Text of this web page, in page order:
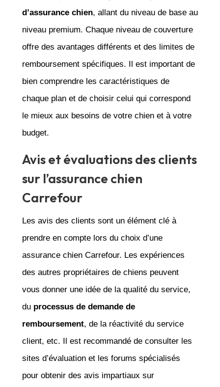
d’assurance chien, allant du niveau de base au
niveau premium. Chaque niveau de couverture
offre des avantages différents et des limites de
remboursement spécifiques. Il est important de
bien comprendre les caractéristiques de
chaque plan et de choisir celui qui correspond
le mieux aux besoins de votre chien et à votre
budget.
Avis et évaluations des clients
sur l’assurance chien
Carrefour
Les avis des clients sont un élément clé à
prendre en compte lors du choix d’une
assurance chien Carrefour. Les expériences
des autres propriétaires de chiens peuvent
vous donner une idée de la qualité du service,
du processus de demande de
remboursement, de la réactivité du service
client, etc. Il est recommandé de consulter les
sites d’évaluation et les forums spécialisés
pour obtenir des avis impartiaux sur